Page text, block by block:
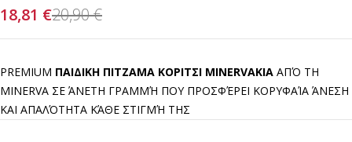
20,90€
18,81 €
PREMIUM ΠΑΙΔΙΚΗ ΠΙΤΖΑΜΑ ΚΟΡΙΤΣΙ MINERVAKIA ΑΠΌ ΤΗ
MINERVA ΣΕ ΆΝΕΤΗ ΓΡΑΜΜΉ ΠΟΥ ΠΡΟΣΦΈΡΕΙ ΚΟΡΥΦΑΊΑ ΆΝΕΣΗ
ΚΑΙ ΑΠΑΛΌΤΗΤΑ ΚΆΘΕ ΣΤΙΓΜΉ ΤΗΣ